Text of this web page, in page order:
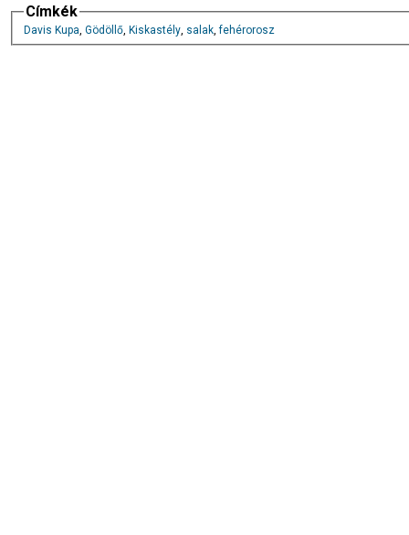
Címkék
Davis Kupa, Gödöllő, Kiskastély, salak,fehérorosz